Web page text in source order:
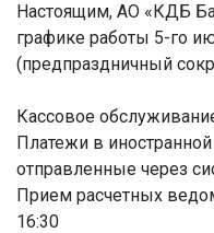
Настоящим, АО «КДБ
графике работы 5-го
(предпраздничный
Кассовое
Платежи в
отправленные через
Прием расчетных
16:30